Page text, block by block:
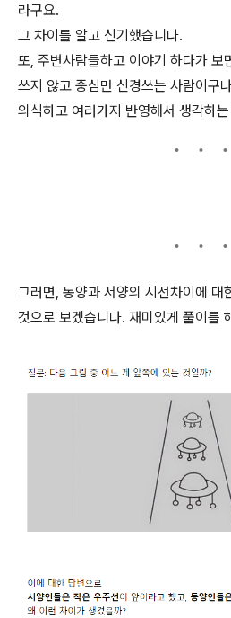
라구요.
그 차이를 알고 신기했습니다.
또, 주변사람들하고 이야기 하다가 보
쓰지 않고 중심만 신경쓰는 사람이구
의식하고 여러가지 반영해서 생각하
그러면, 동양과 서양의 시선차이에 대
것으로 보겠습니다. 재미있게 풀이를